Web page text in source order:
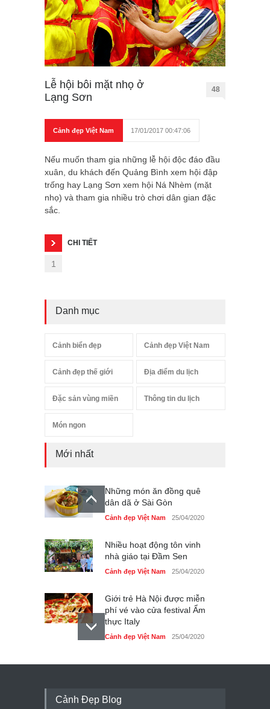
Lễ hội bôi mặt nhọ ở
Lạng Sơn
48
Cảnh đẹp Việt Nam 17/01/2017 00:47:06
Nếu muốn tham gia những lễ hội độc đáo đầu
xuân, du khách đến Quảng Bình xem hội đập
trống hay Lạng Sơn xem hội Ná Nhèm (mặt
nhọ) và tham gia nhiều trò chơi dân gian đặc
sắc.
CHI TIẾT
1
Danh mục
Cảnh biển đẹp Cảnh đẹp Việt Nam
Cảnh đẹp thế giới Địa điểm du lịch
Đặc sản vùng miền Thông tin du lịch
Món ngon
Mới nhất
Những món ăn đồng quê
dân dã ở Sài Gòn
Cảnh đẹp Việt Nam 25/04/2020
Nhiều hoạt động tôn vinh
nhà giáo tại Đầm Sen
Cảnh đẹp Việt Nam 25/04/2020
Giới trẻ Hà Nội được miễn
phí vé vào cửa festival Ẩm
thực Italy
Cảnh đẹp Việt Nam 25/04/2020
Tam giác mạch khoe sắc
Cảnh Đẹp Blog